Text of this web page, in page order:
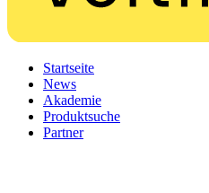
Startseite
News
Akademie
Produktsuche
Partner